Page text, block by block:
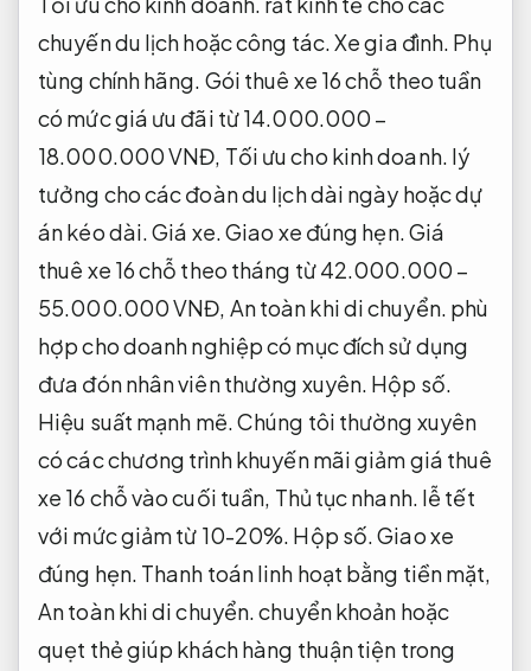
chuyến du lịch hoặc công tác.Xe gia đình. Phụ
tùng chính hãng. Gói thuê xe 16 chỗ theo tuần
có mức giá ưu đãi từ 14.000.000 –
18.000.000 VNĐ, Tối ưu cho kinh doanh. lý
tưởng cho các đoàn du lịch dài ngày hoặc dự
án kéo dài.Giá xe.Giao xe đúng hẹn.Giá
thuê xe 16 chỗ theo tháng từ 42.000.000 –
55.000.000 VNĐ, An toàn khi di chuyển. phù
hợp cho doanh nghiệp có mục đích sử dụng
đưa đón nhân viên thường xuyên. Hộp số.
Hiệu suất mạnh mẽ.Chúng tôi thường xuyên
có các chương trình khuyến mãi giảm giá thuê
xe 16 chỗ vào cuối tuần, Thủ tục nhanh. lễ tết
với mức giảm từ 10-20%. Hộp số.Giao xe
đúng hẹn. Thanh toán linh hoạt bằng tiền mặt,
An toàn khi di chuyển.chuyển khoản hoặc
quẹt thẻ giúp khách hàng thuận tiện trong